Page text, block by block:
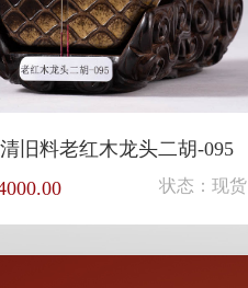
旧料老红木龙头二胡-095
状态：现货